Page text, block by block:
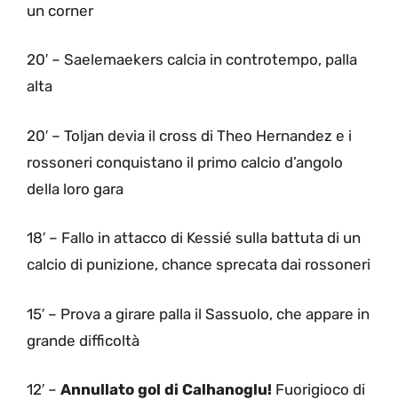
un corner
20′ – Saelemaekers calcia in controtempo, palla
alta
20′ – Toljan devia il cross di Theo Hernandez e i
rossoneri conquistano il primo calcio d’angolo
della loro gara
18′ – Fallo in attacco di Kessié sulla battuta di un
calcio di punizione, chance sprecata dai rossoneri
15′ – Prova a girare palla il Sassuolo, che appare in
grande difficoltà
12′ – Annullato gol di Calhanoglu! Fuorigioco di